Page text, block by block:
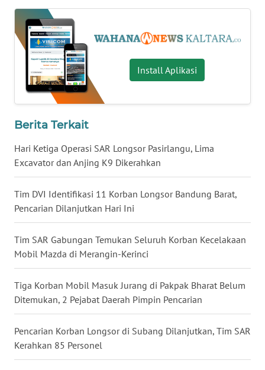
Install Aplikasi
Berita Terkait
Hari Ketiga Operasi SAR Longsor Pasirlangu, Lima
Excavator dan Anjing K9 Dikerahkan
Tim DVI Identifikasi 11 Korban Longsor Bandung Barat,
Pencarian Dilanjutkan Hari Ini
Tim SAR Gabungan Temukan Seluruh Korban Kecelakaan
Mobil Mazda di Merangin-Kerinci
Tiga Korban Mobil Masuk Jurang di Pakpak Bharat Belum
Ditemukan, 2 Pejabat Daerah Pimpin Pencarian
Pencarian Korban Longsor di Subang Dilanjutkan, Tim SAR
Kerahkan 85 Personel
WN
NUSANTARA
WN
JOGJA
JATIM
BALI
WN
KALBAR
WN
KALTENG
WN
KALTARA
WN
KALSEL